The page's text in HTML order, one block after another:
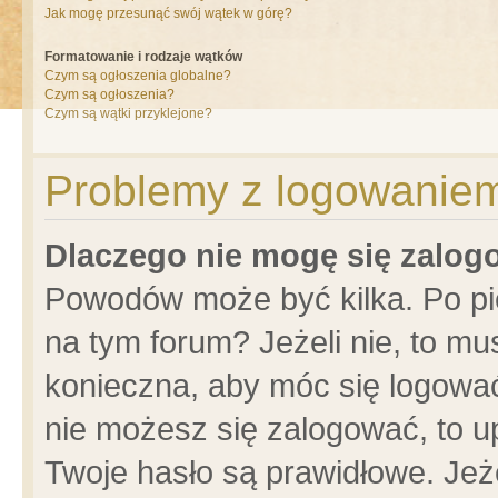
Jak mogę przesunąć swój wątek w górę?
Formatowanie i rodzaje wątków
Czym są ogłoszenia globalne?
Czym są ogłoszenia?
Czym są wątki przyklejone?
Problemy z
Dlaczego nie mogę się
Powodów może być kilka. Po
na tym forum? Jeżeli nie, to
konieczna, aby móc się
nie możesz się zalogować, to
Twoje hasło są prawidłowe.